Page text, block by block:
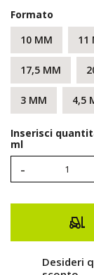
Formato
10 MM
11
17,5 MM
3 MM 4,5
Inserisci
ml
-
Desideri